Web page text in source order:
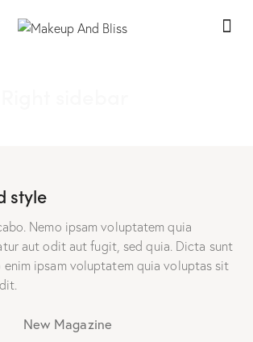
style
Nemo ipsam voluptatem quia
aut odit aut fugit, sed quia. Dicta sunt
enim ipsam voluptatem quia voluptas sit
New Magazine